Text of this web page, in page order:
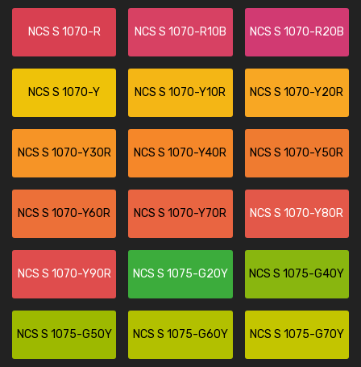
NCS S 1070-R NCS S 1070-R10B NCS S 1070-R20B
NCS S 1070-Y NCS S 1070-Y10R NCS S 1070-Y20R
NCS S 1070-Y30R NCS S 1070-Y40R NCS S 1070-Y50R
NCS S 1070-Y60R NCS S 1070-Y70R NCS S 1070-Y80R
NCS S 1070-Y90R NCS S 1075-G20Y NCS S 1075-G40Y
NCS S 1075-G50Y NCS S 1075-G60Y NCS S 1075-G70Y